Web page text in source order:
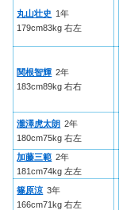
丸山壮史 1年
179cm83kg 右左
関根智輝 2年
183cm89kg 右右
瀧澤虎太朗 2年
180cm75kg 右左
加藤三範 2年
181cm74kg 左左
篠原涼 3年
166cm71kg 右左